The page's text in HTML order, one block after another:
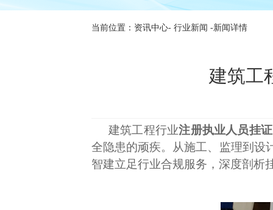
当前位置：资讯中心- 行业新闻 -新闻详情
建筑工
建筑工程行业注册执业人员挂证
全隐患的顽疾。从施工、监理到设
智建立足行业合规服务，深度剖析